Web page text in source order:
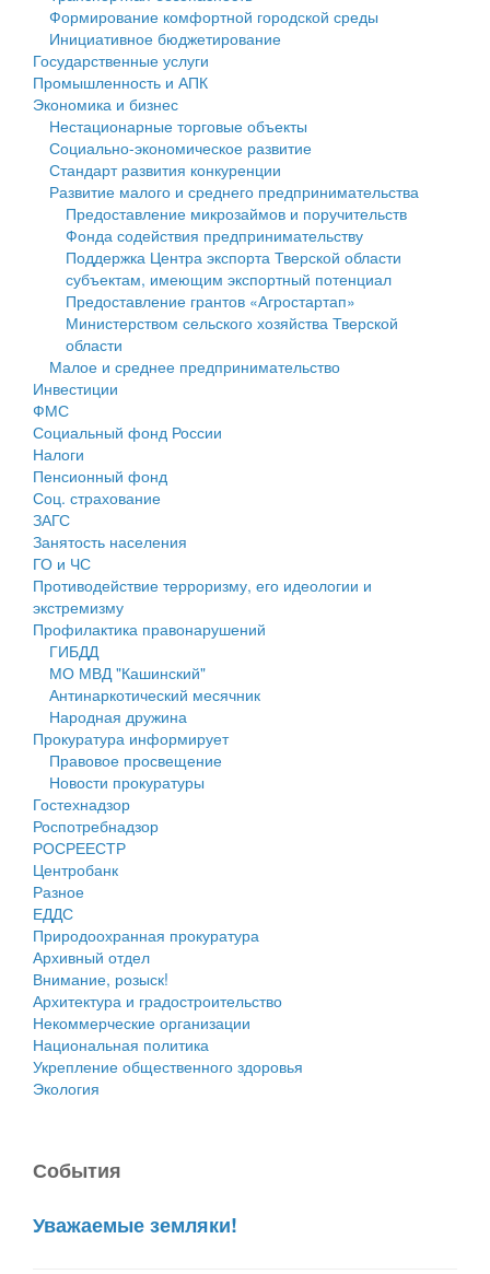
Государственные услуги
Промышленность и АПК
Экономика и бизнес
Символика
Устав
Гостям округа
Туризм
Культура
Образование
Здравоохранение
Социальная защита
Фотоальбом
муниципального округа Тверской области
Администрация Кашинского муниципального округа
Тверской области
Управление сельскими территориями
Открытые данные
Работа с обращениями граждан
Муниципальный контроль
Муниципальные услуги
Проекты административных регламентов
Антимонопольный комплаенс
Противодействие коррупции
Финансовое управление
Бюджет для граждан
Имущество
Выявление правообладателей ранее учтенных
объектов недвижимости
Имущественная поддержка субъектов малого и
среднего предпринимательства
Информационная поддержка субъектов малого и
среднего предпринимательства
Муниципальные программы
Контрольно-счетная палата
Персональные данные
Оценка регулирующего воздействия
Деятельность МУ
Нормативы градостроительного проектирования
Правила землепользования и застройки
Генеральные планы
Проекты планировки территории
Собрание депутатов
Городское поселение
Сельские поселения
Формирование комфортной городской среды
Инициативное бюджетирование
Государственные услуги
Промышленность и АПК
Экономика и бизнес
Нестационарные торговые объекты
Социально-экономическое развитие
Стандарт развития конкуренции
Развитие малого и среднего предпринимательства
Предоставление микрозаймов и поручительств
Фонда содействия предпринимательству
Поддержка Центра экспорта Тверской области
субъектам, имеющим экспортный потенциал
Предоставление грантов «Агростартап»
Министерством сельского хозяйства Тверской
области
Малое и среднее предпринимательство
Инвестиции
ФМС
Социальный фонд России
Налоги
Пенсионный фонд
Соц. страхование
ЗАГС
Занятость населения
ГО и ЧС
Противодействие терроризму, его идеологии и
экстремизму
Профилактика правонарушений
ГИБДД
МО МВД "Кашинский"
Антинаркотический месячник
Народная дружина
Прокуратура информирует
Правовое просвещение
Новости прокуратуры
Гостехнадзор
Роспотребнадзор
РОСРЕЕСТР
Центробанк
Разное
ЕДДС
Природоохранная прокуратура
Архивный отдел
Внимание, розыск!
Архитектура и градостроительство
Некоммерческие организации
Национальная политика
Укрепление общественного здоровья
Экология
События
Уважаемые земляки!